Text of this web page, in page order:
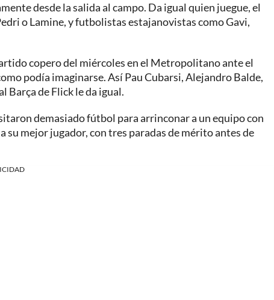
desde la salida al campo. Da igual quien juegue, el
o Lamine, y futbolistas estajanovistas como Gavi,
copero del miércoles en el Metropolitano ante el
podía imaginarse. Así Pau Cubarsi, Alejandro Balde,
Barça de Flick le da igual.
demasiado fútbol para arrinconar a un equipo con
su mejor jugador, con tres paradas de mérito antes de